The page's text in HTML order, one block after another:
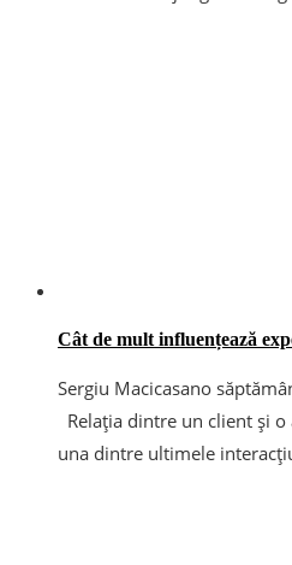
Cât de mult influențează
Sergiu Macicasano
Relația dintre un client și
una dintre ultimele